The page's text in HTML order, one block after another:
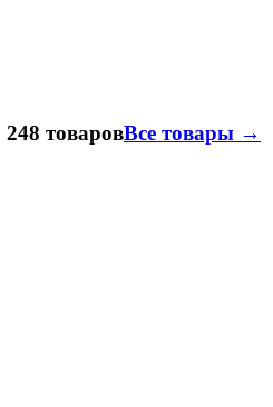
248 товаровВсе товары →